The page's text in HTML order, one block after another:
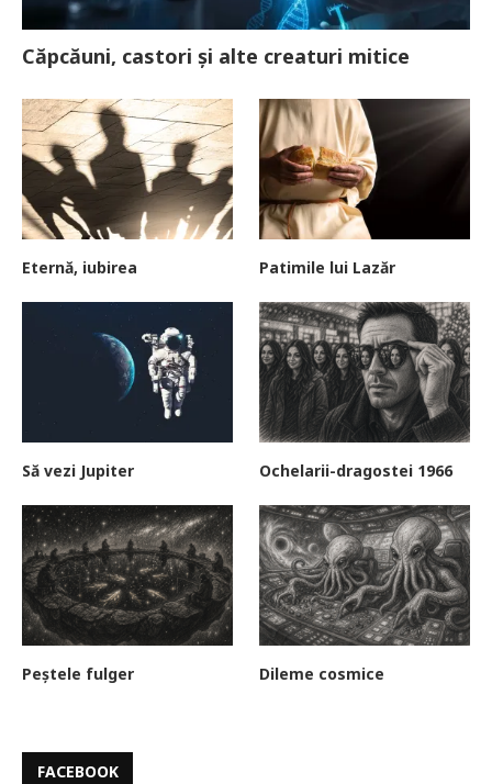
Căpcăuni, castori și alte creaturi mitice
Eternă, iubirea Patimile lui Lazăr
Să vezi Jupiter Ochelarii-dragostei 1966
Peștele fulger Dileme cosmice
FACEBOOK